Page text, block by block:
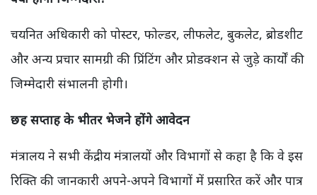
चयनित अधिकारी को पोस्टर, फोल्डर, लीफलेट, बुकलेट, ब्रोडशीट
और अन्य प्रचार सामग्री की प्रिंटिंग और प्रोडक्शन से जुड़े कार्यों की
जिम्मेदारी संभालनी होगी।
छह सप्ताह के भीतर भेजने होंगे आवेदन
मंत्रालय ने सभी केंद्रीय मंत्रालयों और विभागों से कहा है कि वे इस
रिक्ति की जानकारी अपने-अपने विभागों में प्रसारित करें और पात्र